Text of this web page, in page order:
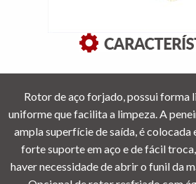
Rotor de aço forjado, possui forma
uniforme que facilita a limpeza. A
ampla superfície de saída, é colocada
forte suporte em aço e de fácil
haver necessidade de abrir o funil da